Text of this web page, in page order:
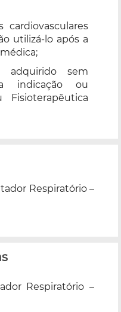
cardiovasculares
utilizá-lo após a
sem
indicação ou
Respiratório –
Respiratório –